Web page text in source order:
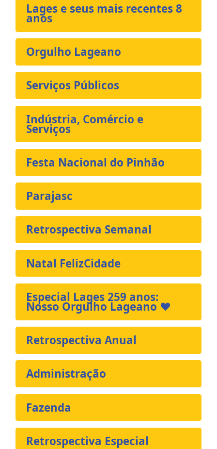
Lages e seus mais recentes 8
anos
Orgulho Lageano
Serviços Públicos
Indústria, Comércio e
Serviços
Festa Nacional do Pinhão
Parajasc
Retrospectiva Semanal
Natal FelizCidade
Especial Lages 259 anos:
Nosso Orgulho Lageano ❤️
Retrospectiva Anual
Administração
Fazenda
Retrospectiva Especial